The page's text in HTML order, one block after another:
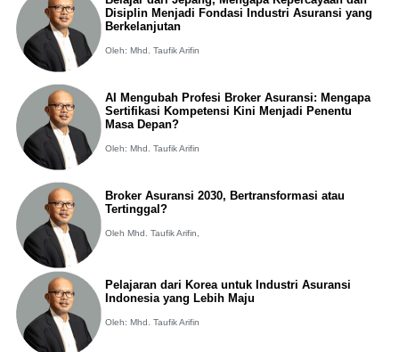
Disiplin Menjadi Fondasi Industri Asuransi yang
Berkelanjutan
Oleh: Mhd. Taufik Arifin
AI Mengubah Profesi Broker Asuransi: Mengapa
Sertifikasi Kompetensi Kini Menjadi Penentu
Masa Depan?
Oleh: Mhd. Taufik Arifin
Broker Asuransi 2030, Bertransformasi atau
Tertinggal?
Oleh Mhd. Taufik Arifin,
Pelajaran dari Korea untuk Industri Asuransi
Indonesia yang Lebih Maju
Oleh: Mhd. Taufik Arifin